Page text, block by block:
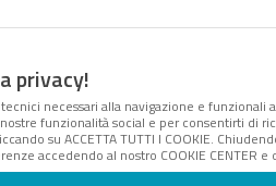
privacy!
necessari alla navigazione e
funzionalità social e per consentirti di
su ACCETTA TUTTI I COOKIE.
accedendo al nostro COOKIE